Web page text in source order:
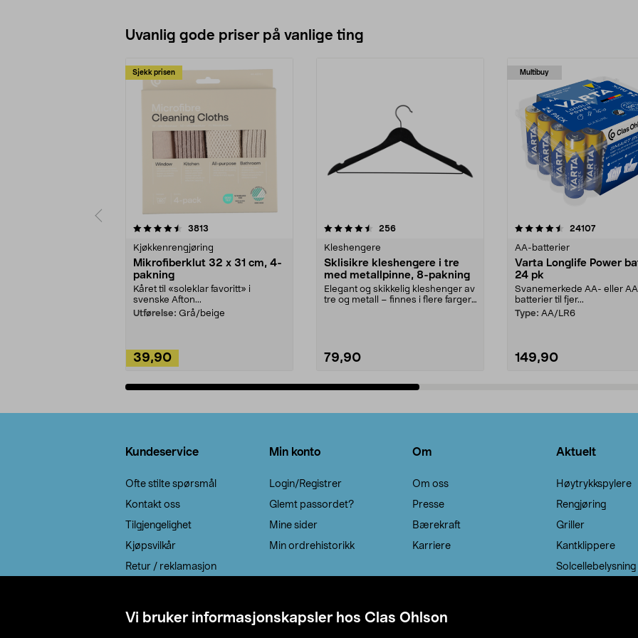
Vi bruker informasjonskapsler hos Clas Ohlson
Uvanlig gode priser på vanlige ting
Sjekk prisen
3813
Kjøkkenrengjøring
Mikrofiberklut 32 x 31 cm, 4-
pakning
Kåret til «soleklar favoritt» i
svenske Afton...
Utførelse: Grå/beige
39,90
4.5av 5 stjerner 256anmeldelser
Kleshengere
Sklisikre kleshengere i tre
med metallpinne, 8-pakning
Elegant og skikkelig kleshenger av
tre og metall – finnes i flere farger.
79,90
Multibuy
4.5av 5 stjerner 24107
AA-batterier
Varta Longlife Power
24 pk
Svanemerkede AA- eller
batterier til fjer...
Type: AA/LR6
149,90
4.5av 5 stjerner
Kundeservice
Ofte stilte spørsmål
Kontakt oss
Tilgjengelighet
Kjøpsvilkår
Retur / reklamasjon
Min konto
Login/Registrer
Glemt passordet?
Mine sider
Min ordrehistorikk
Om
Om oss
Presse
Bærekraft
Karriere
Aktuelt
Høytrykkspylere
Rengjøring
Griller
Kantklippere
Solcellebelysning